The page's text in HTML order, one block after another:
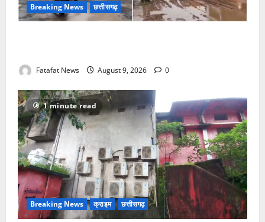
Breaking News छत्तीसगढ़
Fatafat News August 9, 2026 0
1 minute read
Breaking News क्राइम छत्तीसगढ़